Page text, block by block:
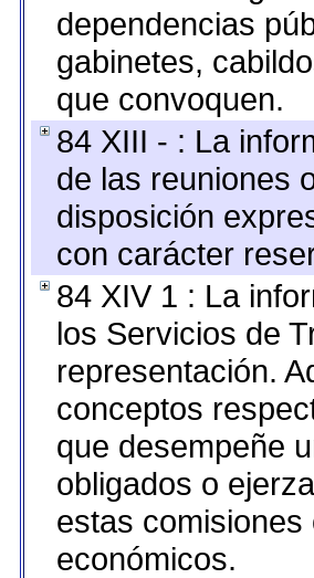
dependencias
gabinetes,
que convoquen.
84 XIII - : La
de las reuniones
disposición
con carácter
84 XIV 1 : La
los Servicios de
representación.
conceptos
que desempeñe
obligados o
estas
económicos.